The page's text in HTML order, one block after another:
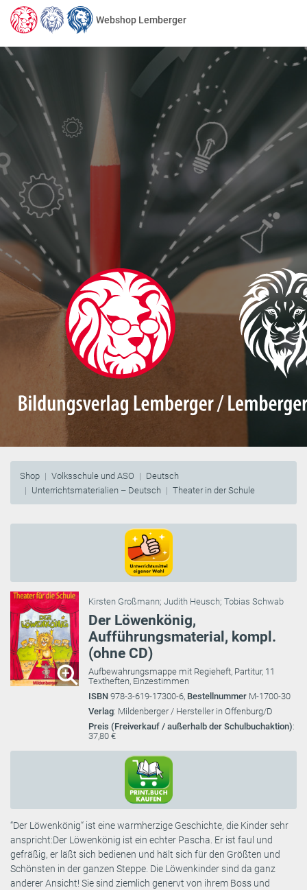
Webshop Lemberger
Shop Volksschule und ASO
Deutsch
Unterrichtsmaterialien – Deutsch
Theater in der Schule
Kirsten Großmann; Judith Heusch; Tobias Schwab
Der Löwenkönig,
Aufführungsmaterial, kompl.
(ohne CD)
Aufbewahrungsmappe mit Regieheft, Partitur, 11
Textheften, Einzestimmen
ISBN 978-3-619-17300-6, Bestellnummer M-1700-30
Verlag: Mildenberger / Hersteller in Offenburg/D
Preis (Freiverkauf / außerhalb der Schulbuchaktion):
37,80 €
“Der Löwenkönig“ ist eine warmherzige Geschichte, die Kinder sehr
anspricht:Der Löwenkönig ist ein echter Pascha. Er ist faul und
gefräßig, er läßt sich bedienen und hält sich für den Größten und
Schönsten in der ganzen Steppe. Die Löwenkinder sind da ganz
anderer Ansicht! Sie sind ziemlich genervt von ihrem Boss und